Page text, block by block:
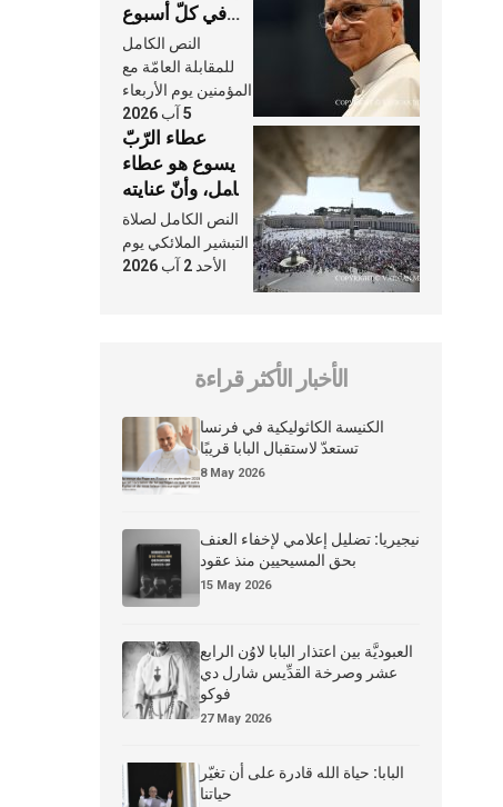
في كلّ أسبوع
وكلّ يوم، هما
النَّفَس في حياة
الكنيسة
النص الكامل
للمقابلة العامّة مع
المؤمنين يوم الأربعاء
5 آب 2026
عطاء الرّبّ
يسوع هو عطاء
شامل، وأنّ عنايته
بنا لا تغيب عنّا
أبدًا
النص الكامل لصلاة
التبشير الملائكي يوم
الأحد 2 آب 2026
الأخبار الأكثر قراءة
الكنيسة الكاثوليكية في فرنسا
تستعدّ لاستقبال البابا قريبًا
8 May 2026
نيجيريا: تضليل إعلامي لإخفاء العنف
بحق المسيحيين منذ عقود
15 May 2026
العبوديَّة بين اعتذار البابا لاوُن الرابع
عشر وصرخة القدِّيس شارل دي
فوكو
27 May 2026
البابا: حياة الله قادرة على أن تغيّر
حياتنا